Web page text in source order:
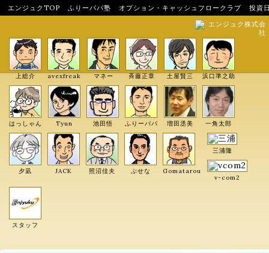
エンジュクTOP ふりーパパ塾 オプション・キャッシュフロークラブ
投資
エンジュク株式会
社
上総介 avexfreak マネー 斉藤正章 土屋賢三 浜口準之助
はっしゃん Tyun 池田悟 ふりーパパ 増田丞美 一角太郎
夕凪 JACK 照沼佳夫 ぶせな Gomatarou
三浦隆
v-com2
スタッフ